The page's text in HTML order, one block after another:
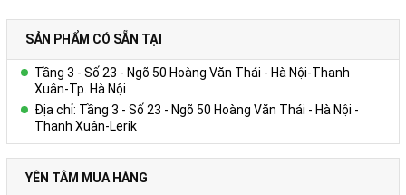
trắng hoặc ngà vàng, có thể in logo, website,hotline tên tổ
+ Kích thước trang giấy in: 14.5x20.6cm
Số lượng và màu sắc của giấy hay mẫu mã của sản phẩm có thể
được đặt theo yêu cầu của khách hàng.
SẢN PHẨM CÓ SẴN TẠI
Tầng 3 - Số 23 - Ngõ 50 Hoàng Văn Thái - Hà Nội-Thanh
Xuân-Tp. Hà Nội
Địa chỉ: Tầng 3 - Số 23 - Ngõ 50 Hoàng Văn Thái - Hà Nội -
Thanh Xuân-Lerik
YÊN TÂM MUA HÀNG